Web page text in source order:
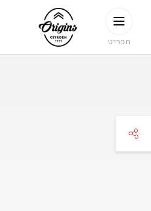
תפריט
CITROËN
ORIGINS